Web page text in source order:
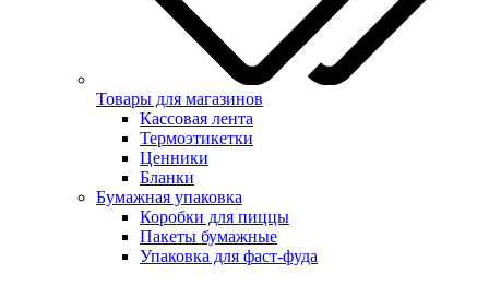
Товары для магазинов
Кассовая лента
Термоэтикетки
Ценники
Бланки
Бумажная упаковка
Коробки для пиццы
Пакеты бумажные
Упаковка для фаст-фуда